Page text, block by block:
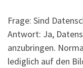
Frage: Sind
Antwort: Ja,
anzubringen.
lediglich auf den